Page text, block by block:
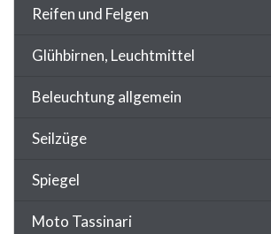
Reifen und Felgen
Glühbirnen, Leuchtmittel
Beleuchtung allgemein
Seilzüge
Spiegel
Moto Tassinari